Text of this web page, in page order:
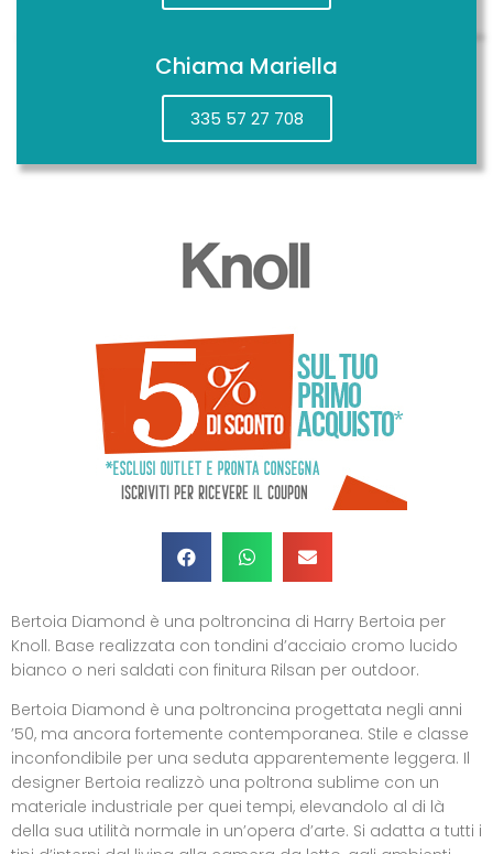
Chiama Mariella
335 57 27 708
Bertoia Diamond è una poltroncina di Harry Bertoia per
Knoll. Base realizzata con tondini d’acciaio cromo lucido
bianco o neri saldati con finitura Rilsan per outdoor.
Bertoia Diamond è una poltroncina progettata negli anni
’50, ma ancora fortemente contemporanea. Stile e classe
inconfondibile per una seduta apparentemente leggera. Il
designer Bertoia realizzò una poltrona sublime con un
materiale industriale per quei tempi, elevandolo al di là
della sua utilità normale in un’opera d’arte. Si adatta a tutti i